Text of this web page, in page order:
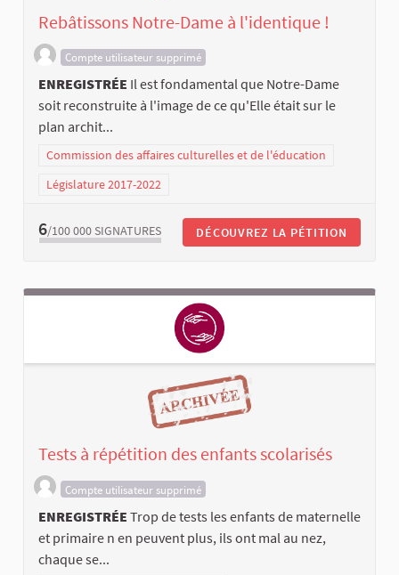
Rebâtissons Notre-Dame à l'identique !
Compte utilisateur supprimé
ENREGISTRÉE Il est fondamental que Notre-Dame
soit reconstruite à l'image de ce qu'Elle était sur le
plan archit...
Commission des affaires culturelles et de l'éducation
Législature 2017-2022
6/100 000 SIGNATURES DÉCOUVREZ LA PÉTITION
Tests à répétition des enfants scolarisés
Compte utilisateur supprimé
ENREGISTRÉE Trop de tests les enfants de maternelle
et primaire n en peuvent plus, ils ont mal au nez,
chaque se...